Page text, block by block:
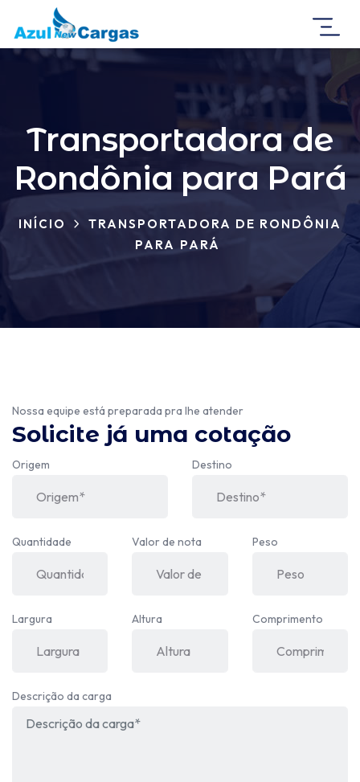
Transportadora de
Rondônia para Pará
INÍCIO
TRANSPORTADORA DE RONDÔNIA
PARA PARÁ
Nossa equipe está preparada pra lhe atender
Solicite já uma cotação
Origem Destino
Quantidade Valor de nota Peso
Largura Altura Comprimento
Descrição da carga